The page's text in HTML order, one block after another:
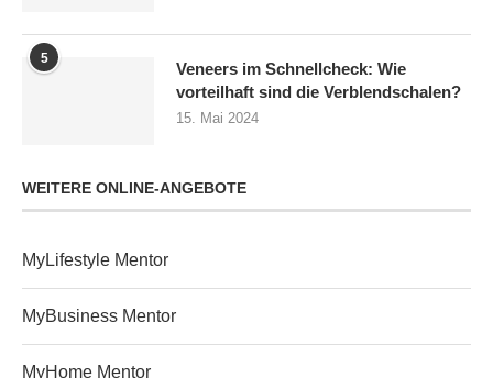
5
Veneers im Schnellcheck: Wie
vorteilhaft sind die Verblendschalen?
15. Mai 2024
WEITERE ONLINE-ANGEBOTE
MyLifestyle Mentor
MyBusiness Mentor
MyHome Mentor